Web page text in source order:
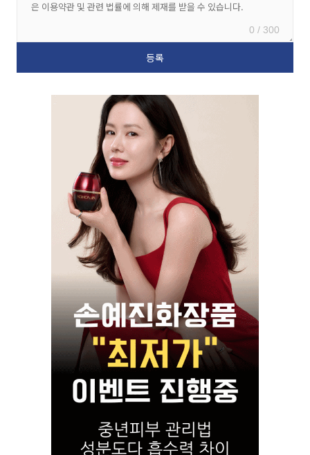
0 / 300